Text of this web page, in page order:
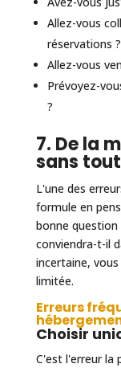
Allez-vous
réservations ?
Allez-vous
Prévoyez-
?
7. De la
sans
L'une des
formule en
bonne
conviendra-t-il
incertaine,
limitée.
Erreurs
Choisir
C'est l'erreur la